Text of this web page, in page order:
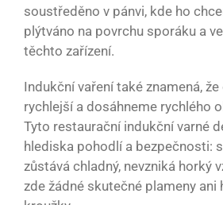
soustředěno v pánvi, kde ho
plýtváno na povrchu sporáku a
těchto zařízení.
Indukční vaření také znamená,
rychlejší a dosáhneme rychlého
Tyto restaurační indukční varné
hlediska pohodlí a bezpečnosti:
zůstává chladný, nevzniká horký
zde žádné skutečné plameny